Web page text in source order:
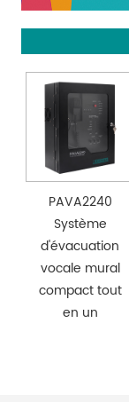
PAVA2240
Système
d'évacuation
vocale mural
compact tout
en un